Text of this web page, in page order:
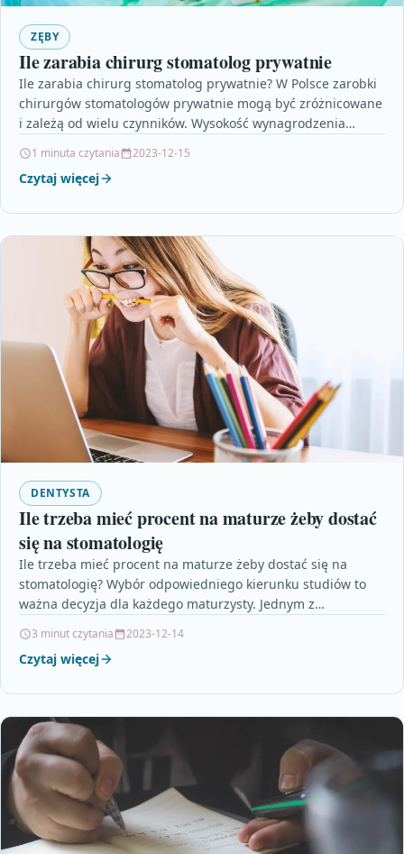
ZĘBY
Ile zarabia chirurg stomatolog prywatnie
Ile zarabia chirurg stomatolog prywatnie? W Polsce zarobki
chirurgów stomatologów prywatnie mogą być zróżnicowane
i zależą od wielu czynników. Wysokość wynagrodzenia
1 minuta czytania 2023-12-15
Czytaj więcej
DENTYSTA
Ile trzeba mieć procent na maturze żeby dostać
się na stomatologię
Ile trzeba mieć procent na maturze żeby dostać się na
stomatologię? Wybór odpowiedniego kierunku studiów to
ważna decyzja dla każdego maturzysty. Jednym z
3 minut czytania 2023-12-14
Czytaj więcej